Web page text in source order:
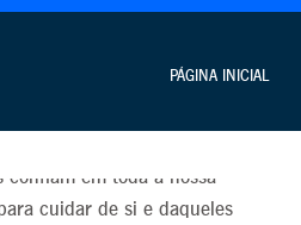
PÁGINA INICIAL
confiam em toda a nossa
cuidar de si e daqueles